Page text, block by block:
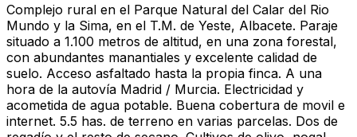
Complejo rural en el Parque Natural del Calar del Rio
Mundo y la Sima, en el T.M. de Yeste, Albacete. Paraje
situado a 1.100 metros de altitud, en una zona forestal,
con abundantes manantiales y excelente calidad de
suelo. Acceso asfaltado hasta la propia finca. A una
hora de la autovía Madrid / Murcia. Electricidad y
acometida de agua potable. Buena cobertura de movil e
internet. 5.5 has. de terreno en varias parcelas. Dos de